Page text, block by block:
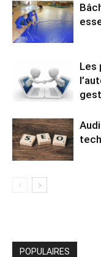
Les
POPULAIRES